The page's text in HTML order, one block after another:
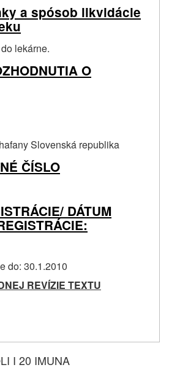
a spósob likvidácie
lekárne.
O
Slovenská republika
ČÍSLO
DÁTUM
do: 30.1.2010
REVÍZIE TEXTU
I 20 IMUNA